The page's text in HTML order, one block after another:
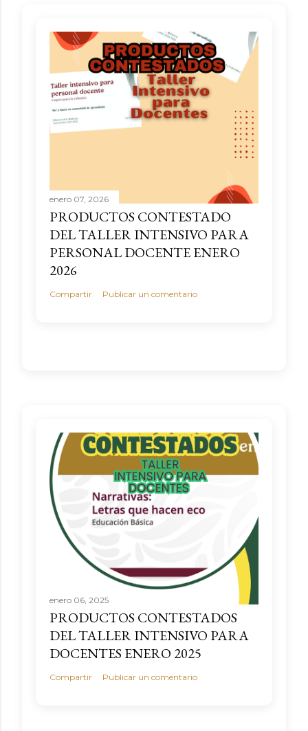
enero 07, 2026
PRODUCTOS CONTESTADO
DEL TALLER INTENSIVO PARA
PERSONAL DOCENTE ENERO
2026
Compartir Publicar un comentario
enero 06, 2025
PRODUCTOS CONTESTADOS
DEL TALLER INTENSIVO PARA
DOCENTES ENERO 2025
Compartir Publicar un comentario